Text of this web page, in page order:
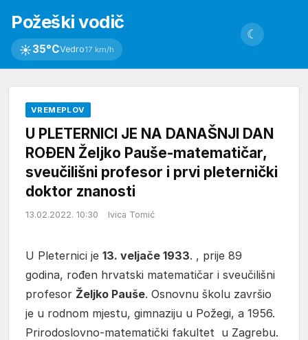
Požeški vodič
☀35°CVedro17 km/h
☾
VREMEPLOV
U PLETERNICI JE NA DANAŠNJI DAN
ROĐEN Željko Pauše-matematičar,
sveučilišni profesor i prvi pleternički
doktor znanosti
13.02.2022. 10:30 Ivica Tomić
U Pleternici je 13. veljače 1933. , prije 89
godina, rođen hrvatski matematičar i sveučilišni
profesor Željko Pauše. Osnovnu školu završio
je u rodnom mjestu, gimnaziju u Požegi, a 1956.
Prirodoslovno-matematički fakultet u Zagrebu.